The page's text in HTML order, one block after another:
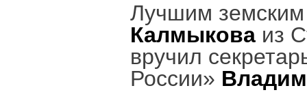
Лучшим
Калмыкова из
вручил
России»